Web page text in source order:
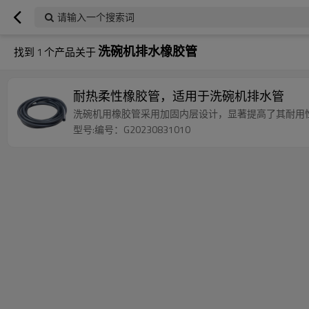
请输入一个搜索词
找到 1 个产品关于洗碗机排水橡胶管
耐热柔性橡胶管，适用于洗碗机排水管
洗碗机用橡胶管采用加固内层设计，显著提高了其耐用
型号:编号：G20230831010